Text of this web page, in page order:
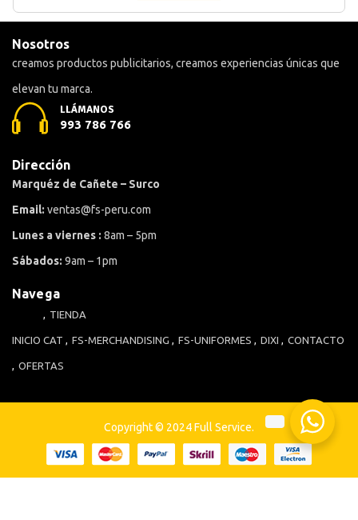
Nosotros
creamos productos publicitarios, creamos experiencias únicas que
elevan tu marca.
LLÁMANOS
993 786 766
Dirección
Marquéz de Cañete – Surco
Email: ventas@fs-peru.com
Lunes a viernes : 8am – 5pm
Sábados: 9am – 1pm
Navega
INICIO
TIENDA
CAT FS-MERCHANDISING FS-UNIFORMES DIXI CONTACTO
OFERTAS
Copyright © 2024 Full Service.